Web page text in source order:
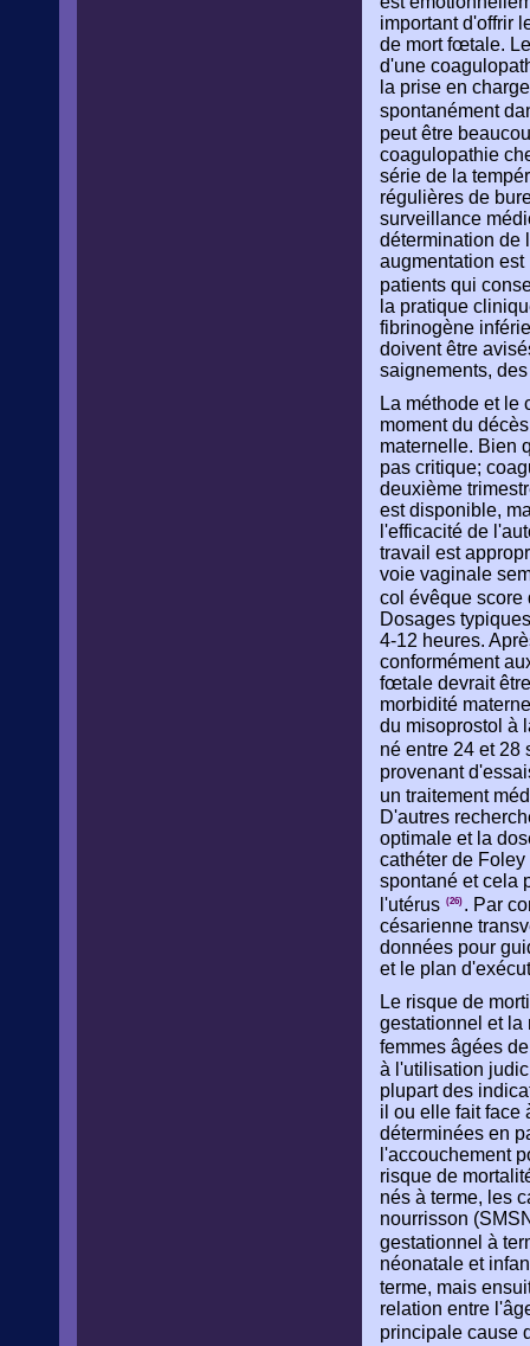
important d'offrir
de mort fœtale.
d'une
la prise en
spontanément
peut être
coagulopathie
série de la
régulières de
surveillance
détermination de
augmentation
patients qui
la pratique
fibrinogène
doivent être
saignements,
La méthode et
moment du
maternelle. Bien
pas critique;
deuxième
est disponible,
l'efficacité de
travail est
voie vaginale
col évêque
Dosages
4-12 heures.
conformément
fœtale devrait
morbidité
du misoprostol à
né entre 24 et
provenant
un traitement
D'autres
optimale et la
cathéter de
spontané et cela
l'utérus (26) . Par
césarienne
données pour
et le plan
Le risque de
gestationnel et la
femmes âgées
à l'utilisation
plupart des
il ou elle fait face
déterminées en
l'accouchement
risque de
nés à terme, les
nourrisson
gestationnel à
néonatale et
terme, mais
relation entre
principale cause